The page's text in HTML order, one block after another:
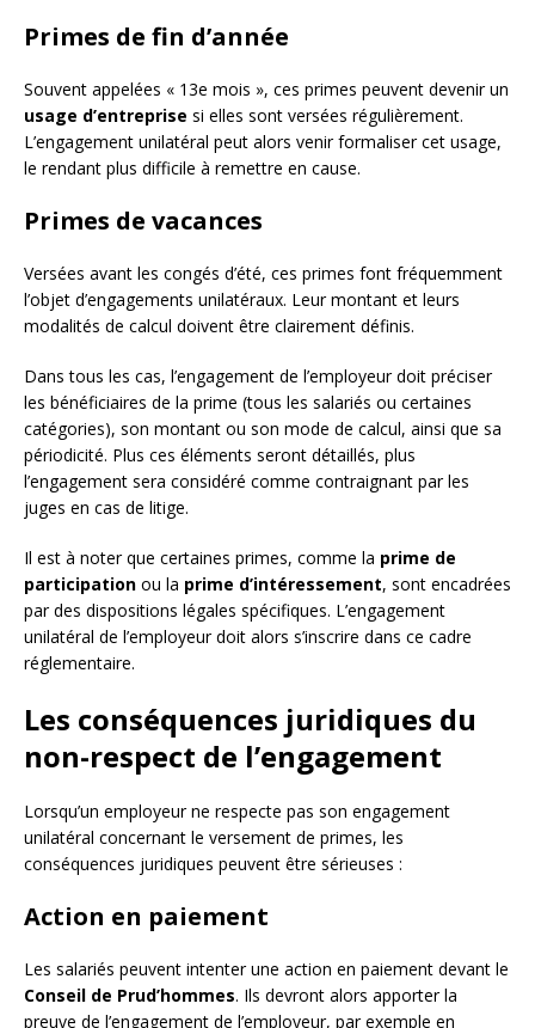
Primes de fin d’année
Souvent appelées « 13e mois », ces primes peuvent devenir un
usage d’entreprise si elles sont versées régulièrement.
L’engagement unilatéral peut alors venir formaliser cet usage,
le rendant plus difficile à remettre en cause.
Primes de vacances
Versées avant les congés d’été, ces primes font fréquemment
l’objet d’engagements unilatéraux. Leur montant et leurs
modalités de calcul doivent être clairement définis.
Dans tous les cas, l’engagement de l’employeur doit préciser
les bénéficiaires de la prime (tous les salariés ou certaines
catégories), son montant ou son mode de calcul, ainsi que sa
périodicité. Plus ces éléments seront détaillés, plus
l’engagement sera considéré comme contraignant par les
juges en cas de litige.
Il est à noter que certaines primes, comme la prime de
participation ou la prime d’intéressement, sont encadrées
par des dispositions légales spécifiques. L’engagement
unilatéral de l’employeur doit alors s’inscrire dans ce cadre
réglementaire.
Les conséquences juridiques du
non-respect de l’engagement
Lorsqu’un employeur ne respecte pas son engagement
unilatéral concernant le versement de primes, les
conséquences juridiques peuvent être sérieuses :
Action en paiement
Les salariés peuvent intenter une action en paiement devant le
Conseil de Prud’hommes. Ils devront alors apporter la
preuve de l’engagement de l’employeur, par exemple en